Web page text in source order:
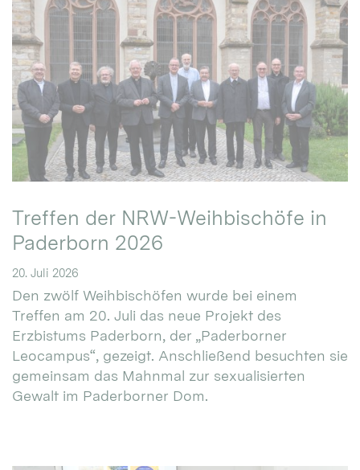
Treffen der NRW-Weihbischöfe in
Paderborn 2026
20. Juli 2026
Den zwölf Weihbischöfen wurde bei einem
Treffen am 20. Juli das neue Projekt des
Erzbistums Paderborn, der „Paderborner
Leocampus“, gezeigt. Anschließend besuchten sie
gemeinsam das Mahnmal zur sexualisierten
Gewalt im Paderborner Dom.